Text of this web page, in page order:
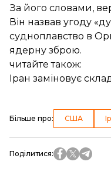
За його словами,
Він назвав угоду
судноплавство в
ядерну зброю.
читайте також:
Іран заміновує
Більше про: США
Поділитися: